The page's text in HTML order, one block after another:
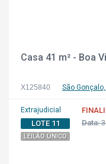
Casa 41 m² - Boa
X125840 São
Extrajudicial
LOTE 11
LEILÃO ÚNICO
Data: